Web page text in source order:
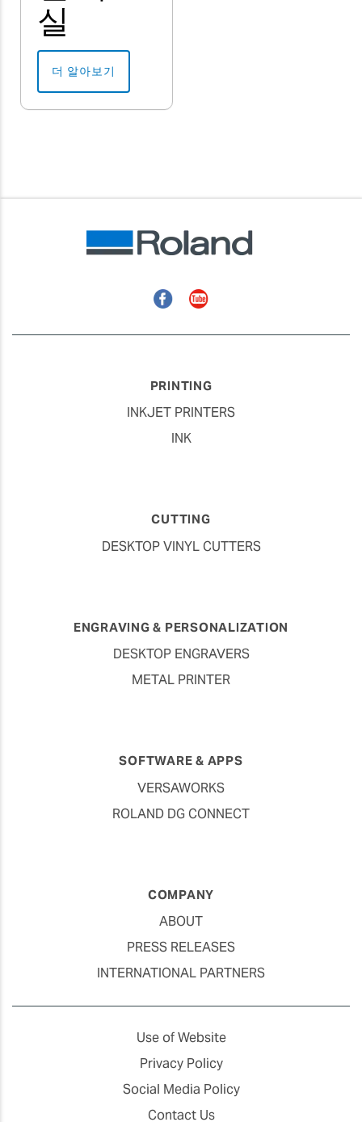
실
더 알아보기
FacebookYouTube
PRINTING
INKJET PRINTERS
INK
CUTTING
DESKTOP VINYL CUTTERS
ENGRAVING & PERSONALIZATION
DESKTOP ENGRAVERS
METAL PRINTER
SOFTWARE & APPS
VERSAWORKS
ROLAND DG CONNECT
COMPANY
ABOUT
PRESS RELEASES
INTERNATIONAL PARTNERS
Use of Website
Privacy Policy
Social Media Policy
Contact Us